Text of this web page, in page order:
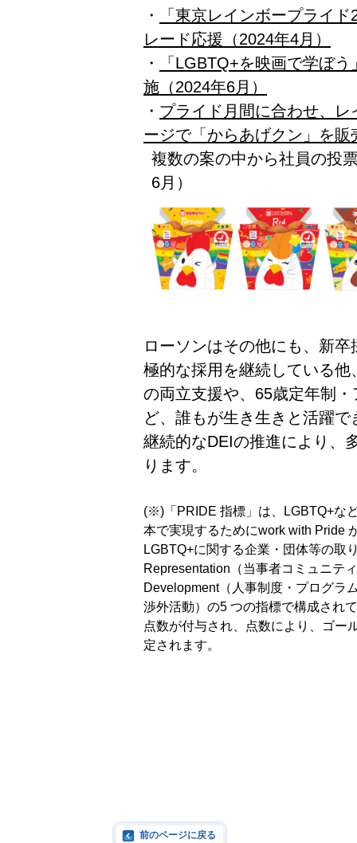
・
「東京レインボープライ
レード応援（2024年4月）
・
「LGBTQ+を映画で学ぼ
施（2024年6月）
・ プライド月間に合わせ、
ージで「からあげクン」を販
複数の案の中から社員の投
6月）
ローソンはその他にも、新
極的な採用を継続している
の両立支援や、65歳定年制
ど、誰もが生き生きと活躍
継続的なDEIの推進により、
ります。
(※)「PRIDE 指標」は、LGBTQ+な
本で実現するためにwork with Pride
LGBTQ+に関する企業・団体等の取
Representation（当事者コミュニテ
Development（人事制度・プログラ
渉外活動）の5 つの指標で構成され
点数が付与され、点数により、ゴー
定されます。
前のページに戻る